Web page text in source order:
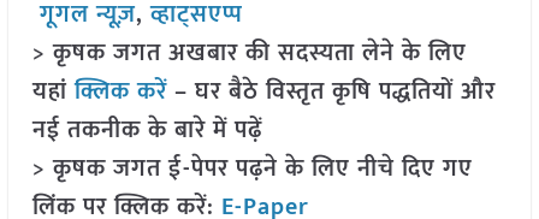
गूगल न्यूज़,व्हाट्सएप्प
> कृषक जगत अखबार की सदस्यता लेने के लिए
यहांक्लिक करें– घर बैठे विस्तृत कृषि पद्धतियों और
नई तकनीक के बारे में पढ़ें
> कृषक जगत ई-पेपर पढ़ने के लिए नीचे दिए गए
लिंक पर क्लिक करें: E-Paper